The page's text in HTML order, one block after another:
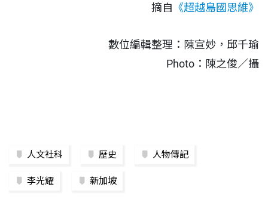
摘自 《超越島國思維》
數位編輯整理：陳宣妙，邱千瑜
Photo：陳之俊／攝
人文社科 歷史 人物傳記
李光耀 新加坡